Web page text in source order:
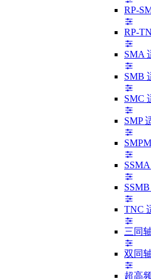
RP-
RP-
SMA
SMB
SMC
SMP
TNC
三同
双同
超高